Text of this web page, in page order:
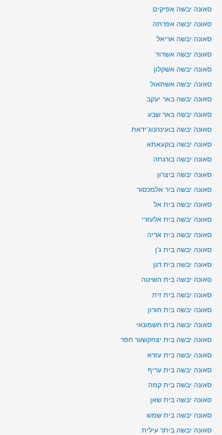
סאונה יבשה אפיקים
סאונה יבשה אפרתה
סאונה יבשה אריאל
סאונה יבשה אשדוד
סאונה יבשה אשקלון
סאונה יבשה אשתאול
סאונה יבשה באר יעקב
סאונה יבשה באר שבע
סאונה יבשה בועינהנוג'ידאת
סאונה יבשה בוקעאתא
סאונה יבשה בורגתה
סאונה יבשה ביצרון
סאונה יבשה ביר אלמכסור
סאונה יבשה בית אל
סאונה יבשה בית אלעזרי
סאונה יבשה בית אריה
סאונה יבשה בית ג'ן
סאונה יבשה בית דגן
סאונה יבשה בית השיטה
סאונה יבשה בית זית
סאונה יבשה בית חורון
סאונה יבשה בית חשמונאי
סאונה יבשה בית יצחקשער חפר
סאונה יבשה בית עזרא
סאונה יבשה בית עריף
סאונה יבשה בית קמה
סאונה יבשה בית שאן
סאונה יבשה בית שמש
סאונה יבשה ביתר עילית